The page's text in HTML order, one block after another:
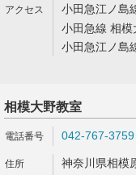
小田急江ノ島
小田急線 相
小田急江ノ島
相模大野教室
042-767-3759
神奈川県相模